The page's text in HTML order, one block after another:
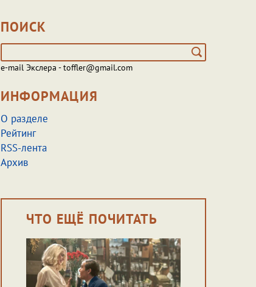
ПОИСК
e-mail Экслера - toffler@gmail.com
ИНФОРМАЦИЯ
О разделе
Рейтинг
RSS-лента
Архив
ЧТО ЕЩЁ ПОЧИТАТЬ